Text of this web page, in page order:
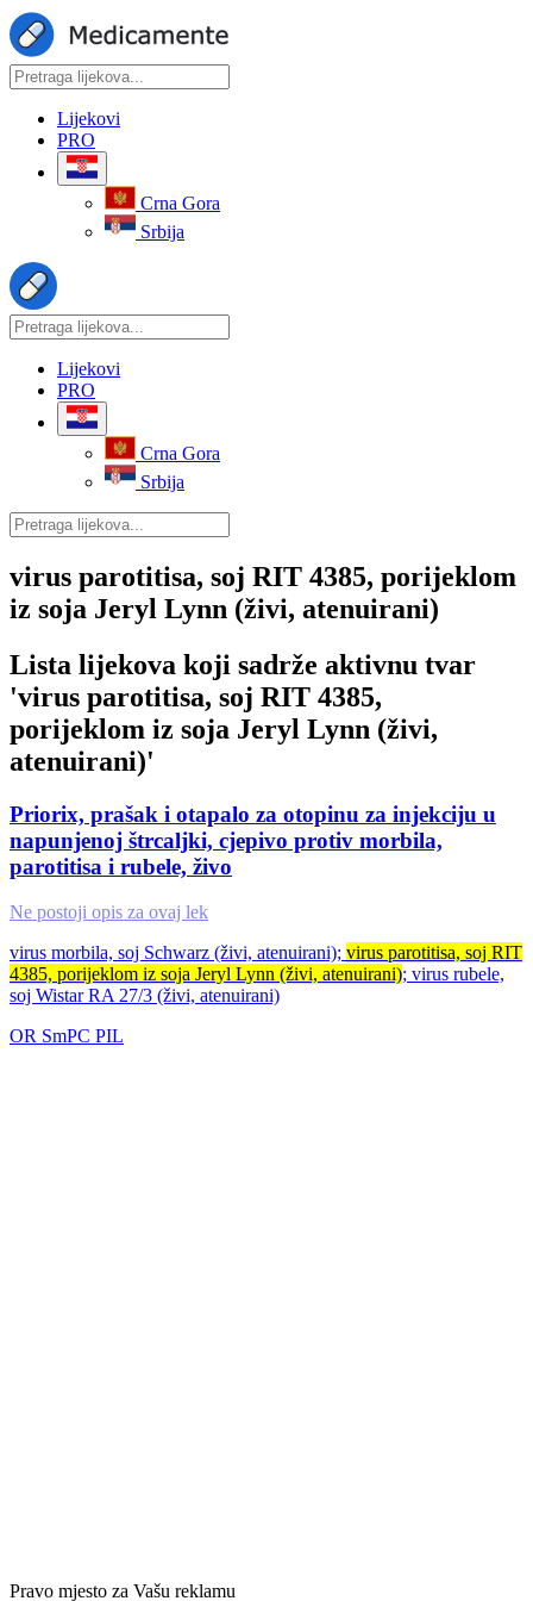
Lijekovi
PRO
Crna Gora
Srbija
Lijekovi
PRO
Crna Gora
Srbija
virus parotitisa, soj RIT 4385, porijeklom
iz soja Jeryl Lynn (živi, atenuirani)
Lista lijekova koji sadrže aktivnu tvar
'virus parotitisa, soj RIT 4385,
porijeklom iz soja Jeryl Lynn (živi,
atenuirani)'
Priorix, prašak i otapalo za otopinu za injekciju u
napunjenoj štrcaljki, cjepivo protiv morbila,
parotitisa i rubele, živo
Ne postoji opis za ovaj lek
virus morbila, soj Schwarz (živi, atenuirani); virus parotitisa, soj RIT
4385, porijeklom iz soja Jeryl Lynn (živi, atenuirani); virus rubele,
soj Wistar RA 27/3 (živi, atenuirani)
OR SmPC PIL
Pravo mjesto za Vašu reklamu